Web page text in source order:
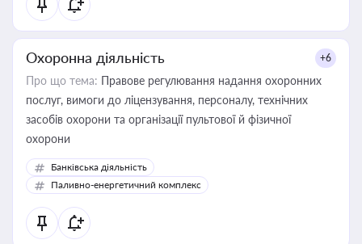
Охоронна діяльність +6
Про що тема: Правове регулювання надання охоронних
послуг, вимоги до ліцензування, персоналу, технічних
засобів охорони та організації пультової й фізичної
охорони
Банківська діяльність
Паливно-енергетичний комплекс